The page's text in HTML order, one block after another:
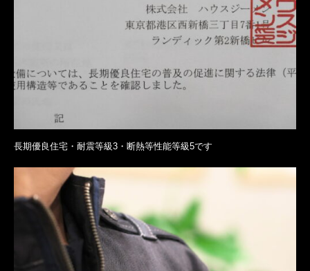
長期優良住宅・耐震等級3・断熱等性能等級5です